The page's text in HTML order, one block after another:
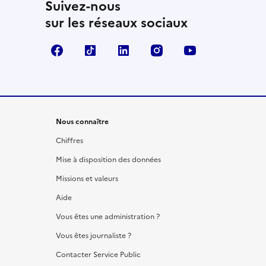
Suivez-nous
sur les réseaux sociaux
FacebookTikTok LinkedIn Instagram
Nous connaître
Chiffres
Mise à disposition des données
Missions et valeurs
Aide
Vous êtes une administration ?
Vous êtes journaliste ?
Contacter Service Public